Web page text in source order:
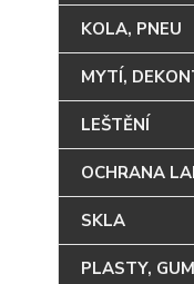
KOLA, PNEU
MYTÍ,
LEŠTĚNÍ
OCHRANA
SKLA
PLASTY,